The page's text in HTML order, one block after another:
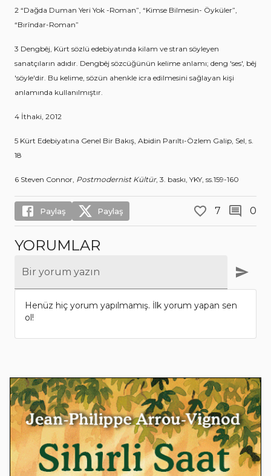
2 “Dağda Duman Yeri Yok -Roman”, “Kimse Bilmesin- Öyküler”,
“Bırîndar-Roman”
3 Dengbêj, Kürt sözlü edebiyatında kilam ve stran söyleyen
sanatçıların adıdır. Dengbêj sözcüğünün kelime anlamı; deng 'ses', bêj
'söyle'dir. Bu kelime, sözün ahenkle icra edilmesini sağlayan kişi
anlamında kullanılmıştır.
4 İthaki, 2012
5 Kürt Edebiyatına Genel Bir Bakış, Abidin Parıltı-Özlem Galip, Sel, s.
18
6 Steven Connor, Postmodernist Kültür, 3. baskı, YKY, ss.159-160
Paylaş Paylaş 7 0
YORUMLAR
Bir yorum yazın
Henüz hiç yorum yapılmamış. İlk yorum yapan sen
ol!